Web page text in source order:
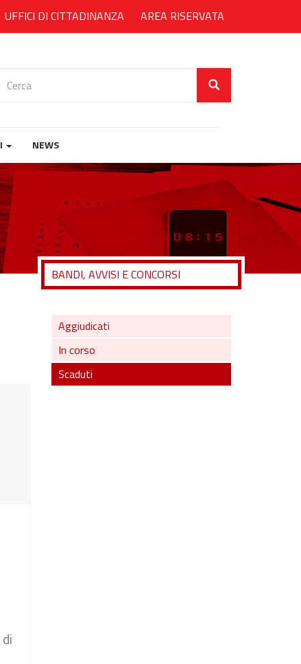
UFFICI DI CITTADINANZA AREA RISERVATA
Cerca
NEWS
BANDI, AVVISI E CONCORSI
Aggiudicati
In corso
Scaduti